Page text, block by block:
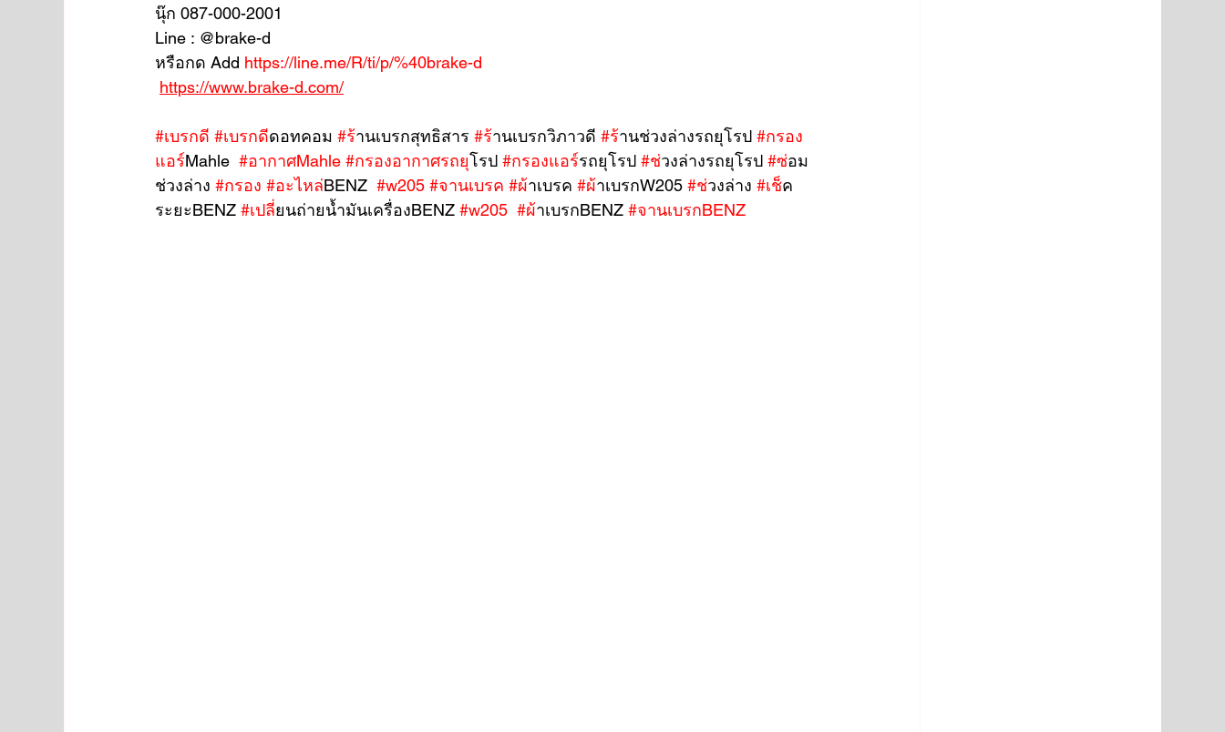
นุ๊ก 087-000-2001
Line : @brake-d
หรือกด Add https://line.me/R/ti/p/%40brake-d
https://www.brake-d.com/
#เบรกด #เบรกดีดอทคอม #ร้านเบรกสุทธิสาร #ร้านเบรกวิภาวดี #ร้านช่วงล่างรถยุโรป #กรอง
แอร์Mahle #อากาศMahle #กรองอากาศรถยุโรป #กรองแอร์รถยุโรป #ช่วงล่างรถยุโรป #ซ่อม
ช่วงล่าง #กรอง #อะไหล่BENZ #w205 #จานเบรค #ผ้าเบรค #ผ้าเบรกW205 #ช่วงล่าง #เช็ค
ระยะBENZ #เปลี่ยนถ่ายน้ำมันเครื่องBENZ #w205 #ผ้าเบรกBENZ #จานเบรกBENZ